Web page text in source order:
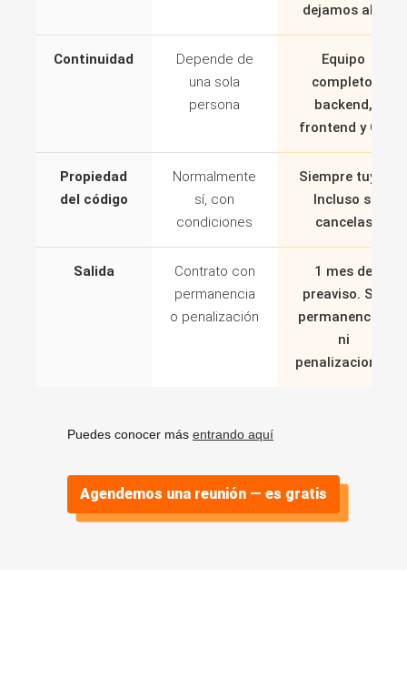
dejamos ahí.
Continuidad
Depende de
una sola
persona
Equipo
completo:
backend,
frontend y QA
Propiedad
del código
Normalmente
sí, con
condiciones
Siempre tuyo.
Incluso si
cancelas
Salida
Contrato con
permanencia
o penalización
1 mes de
preaviso. Sin
permanencias
ni
penalizaciones
Puedes conocer más entrando aquí
Agendemos una reunión — es gratis